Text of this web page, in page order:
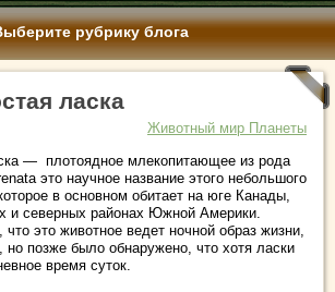
рубрику блога
ласка
Животный мир Планеты
— плотоядное млекопитающее из рода
это научное название этого небольшого
в основном обитает на юге Канады,
и северных районах Южной Америки.
это животное ведет ночной образ жизни,
но позже было обнаружено, что хотя ласки
время суток.